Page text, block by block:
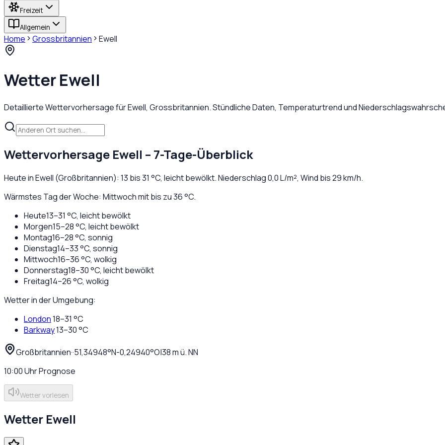
Freizeit
Allgemein
Home Grossbritannien Ewell
WetterEwell
Detaillierte Wettervorhersage fürEwell, Grossbritannien. Stündliche Daten, Temperaturtrend und
Wettervorhersage Ewell – 7-Tage-Überblick
Heute inEwell (Großbritannien): 13 bis31 °C, leicht bewölkt. Niederschlag0,0L/m², Wind bis29km/h.
Wärmstes Tag der Woche: Mittwoch mit bis zu 36 °C.
Heute13–31 °C, leicht bewölkt
Morgen15–28°C, leicht bewölkt
Montag16–28°C, sonnig
Dienstag14–33°C, sonnig
Mittwoch16–36°C, wolkig
Donnerstag18–30°C, leicht bewölkt
Freitag14–26°C, wolkig
Wetter in der Umgebung:
London18–31 °C
Barkway13–30°C
Großbritannien··51,34948°N-0,24940°O|38m ü. NN
10:00UhrPrognose
Wetter vorlesen
Wetter Ewell